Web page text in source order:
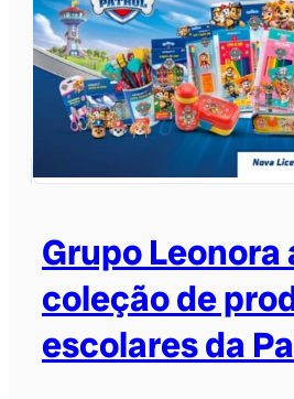
Grupo
coleção de
escolares da